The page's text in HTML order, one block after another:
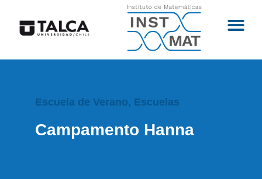
Escuela de Verano, Escuelas
Campamento Hanna